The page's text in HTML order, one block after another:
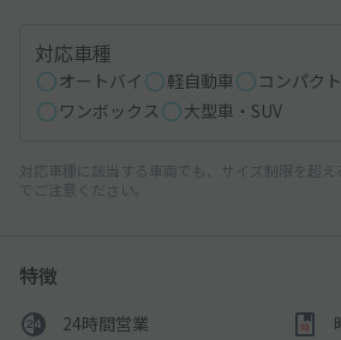
対応車種
オートバイ 軽自動車 コンパク
ワンボックス
大型車・SUV
対応車種に該当する車両でも、サイズ制限を超え
でご注意ください。
特徴
24時間営業